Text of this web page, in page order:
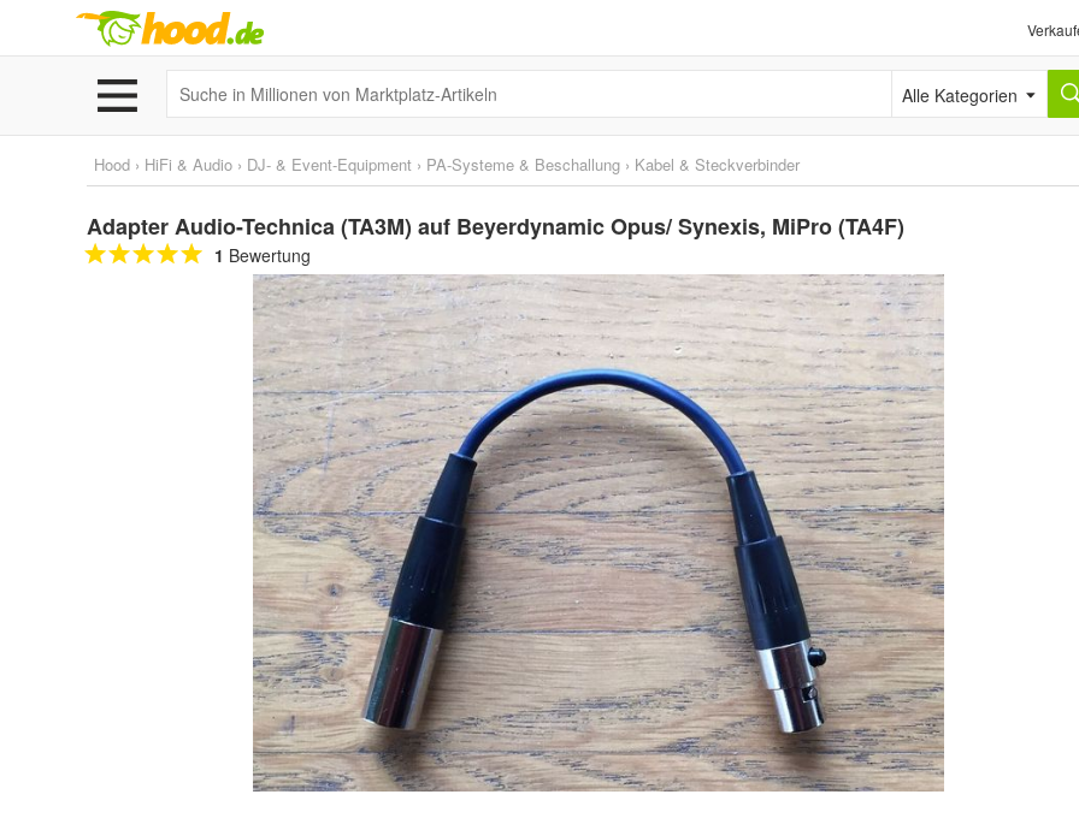
Alle Kategorien
Hood › HiFi & Audio › DJ- & Event-Equipment › PA-Systeme & Beschallung › Kabel & Steckverbinder
Adapter Audio-Technica (TA3M) auf Beyerdynamic Opus/ Synexis, MiPro (TA4F)
1 Bewertung